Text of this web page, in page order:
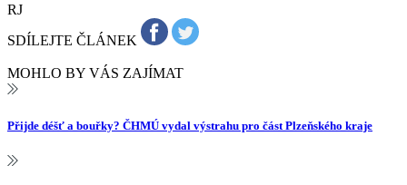
RJ
SDÍLEJTE ČLÁNEK
MOHLO BY VÁS ZAJÍMAT
Přijde déšť a bouřky? ČHMÚ vydal výstrahu pro část Plzeňského kraje